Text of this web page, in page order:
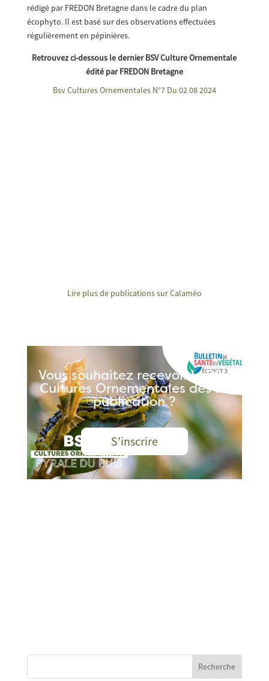
rédigé par FREDON Bretagne dans le cadre du plan
écophyto. Il est basé sur des observations effectuées
régulièrement en pépinières.
Retrouvez ci-dessous le dernier BSV Culture Ornementale
édité par FREDON Bretagne
Bsv Cultures Ornementales N°7 Du 02 08 2024
Lire plus de publications sur Calaméo
Vous souhaitez recevoir le BSV
Cultures Ornementales dès sa
publication ?
S'inscrire
Recherche